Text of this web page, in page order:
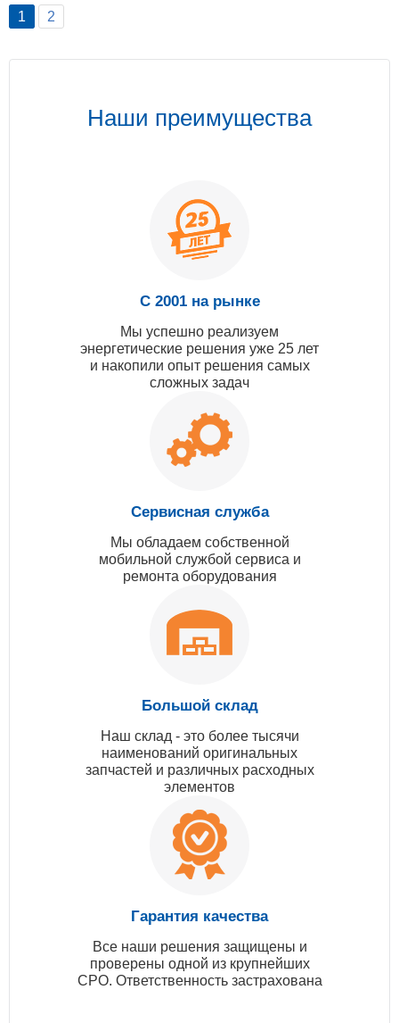
1 2
Наши преимущества
С 2001 на рынке
Мы успешно реализуем
энергетические решения уже 25 лет
и накопили опыт решения самых
сложных задач
Сервисная служба
Мы обладаем собственной
мобильной службой сервиса и
ремонта оборудования
Большой склад
Наш склад - это более тысячи
наименований оригинальных
запчастей и различных расходных
элементов
Гарантия качества
Все наши решения защищены и
проверены одной из крупнейших
СРО. Ответственность застрахована